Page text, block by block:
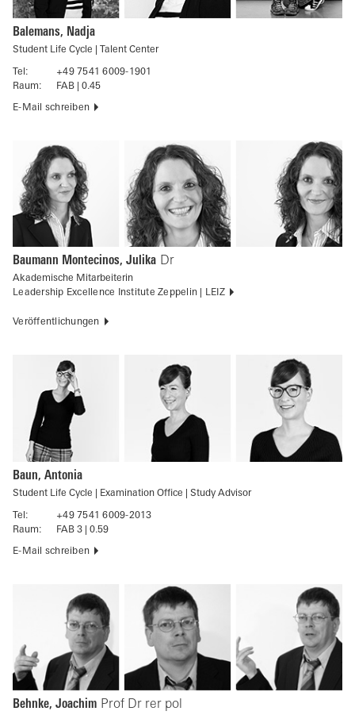
Balemans, Nadja
Student Life Cycle | Talent Center
Tel:
+49 7541 6009-1901
Raum:
FAB | 0.45
E-Mail schreiben
Baumann Montecinos, Julika Dr
Akademische Mitarbeiterin
Leadership Excellence Institute Zeppelin | LEIZ
Veröffentlichungen
Baun, Antonia
Student Life Cycle | Examination Office | Study Advisor
Tel:
+49 7541 6009-2013
Raum:
FAB 3 | 0.59
E-Mail schreiben
Behnke, Joachim Prof Dr rer pol